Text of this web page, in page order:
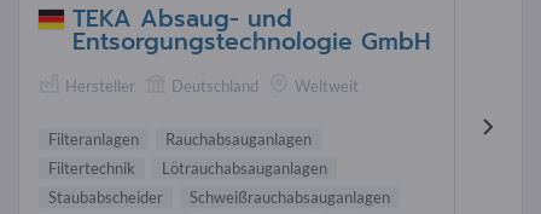
TEKA Absaug- und
Entsorgungstechnologie GmbH
Hersteller Deutschland Weltweit
Filteranlagen
Rauchabsauganlagen
Filtertechnik
Lötrauchabsauganlagen
Staubabscheider
Schweißrauchabsauganlagen